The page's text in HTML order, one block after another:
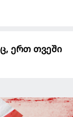
ერთ თვეში